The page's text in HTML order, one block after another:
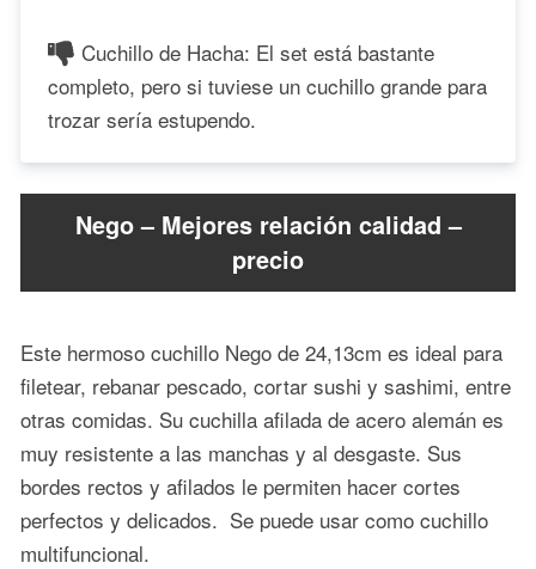
Cuchillo de Hacha: El set está bastante
completo, pero si tuviese un cuchillo grande para
trozar sería estupendo.
Nego – Mejores relación calidad –
precio
Este hermoso cuchillo Nego de 24,13cm es ideal para
filetear, rebanar pescado, cortar sushi y sashimi, entre
otras comidas. Su cuchilla afilada de acero alemán es
muy resistente a las manchas y al desgaste. Sus
bordes rectos y afilados le permiten hacer cortes
perfectos y delicados. Se puede usar como cuchillo
multifuncional.